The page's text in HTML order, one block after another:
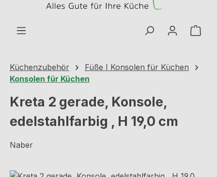
Küchenzubehör
Füße I Konsolen für Küchen
Konsolen für Küchen
Kreta 2 gerade, Konsole,
edelstahlfarbig , H 19,0 cm
Naber